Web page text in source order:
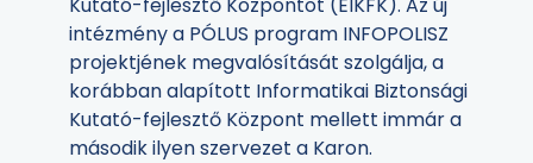
intézmény a PÓLUS program INFOPOLISZ
projektjének megvalósítását szolgálja, a
korábban alapított Informatikai Biztonsági
Kutató-fejlesztő Központ mellett immár a
második ilyen szervezet a Karon.